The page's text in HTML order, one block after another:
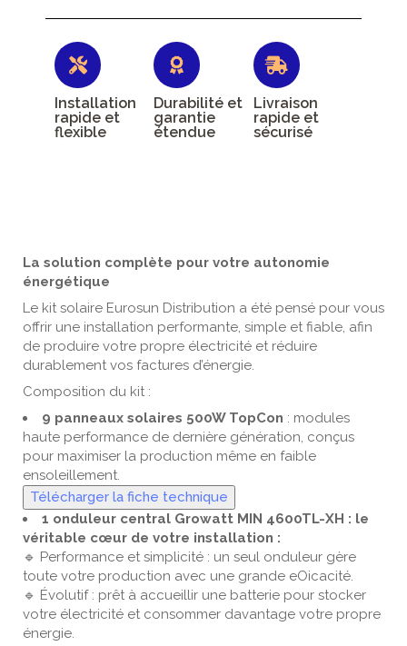
Installation
rapide et
flexible
Durabilité et
garantie
étendue
Livraison
rapide et
sécurisé
La solution complète pour votre autonomie
énergétique
Le kit solaire Eurosun Distribution a été pensé pour vous
offrir une installation performante, simple et fiable, afin
de produire votre propre électricité et réduire
durablement vos factures d’énergie.
Composition du kit :
9 panneaux solaires 500W TopCon : modules
haute performance de dernière génération, conçus
pour maximiser la production même en faible
ensoleillement.
Télécharger la fiche technique
1 onduleur central Growatt MIN 4600TL-XH : le
véritable cœur de votre installation :
🔹 Performance et simplicité : un seul onduleur gère
toute votre production avec une grande eOicacité.
🔹 Évolutif : prêt à accueillir une batterie pour stocker
votre électricité et consommer davantage votre propre
énergie.